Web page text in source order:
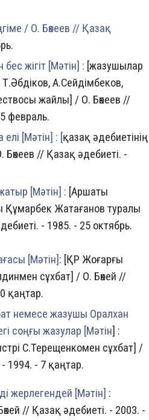
/ О. Бөкеев // Қазақ
бес жігіт [Мәтін] : [жазушылар
А.Сейдімбеков,
жайлы] / О. Бөкеев //
февраль.
елі [Мәтін] : [қазақ әдебиетінің
// Қазақ әдебиеті. -
[Мәтін] : [Аршаты
Жатағанов туралы
- 1985. - 25 октябрь.
[Мәтін]: [ҚР Жоғарғы
сұхбат] / О. Бөкей //
қаңтар.
немесе жазушы Оралхан
соңғы жазулар [Мәтін] :
С.Терещенкомен сұхбат] /
1994. - 7 қаңтар.
жерлегендей [Мәтін] :
// Қазақ әдебиеті. - 2003. -